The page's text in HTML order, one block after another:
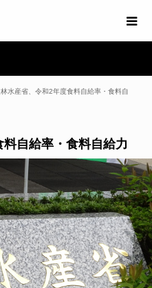
林水産省、令和2年度食料自給率・食料自
自給率・食料自給力